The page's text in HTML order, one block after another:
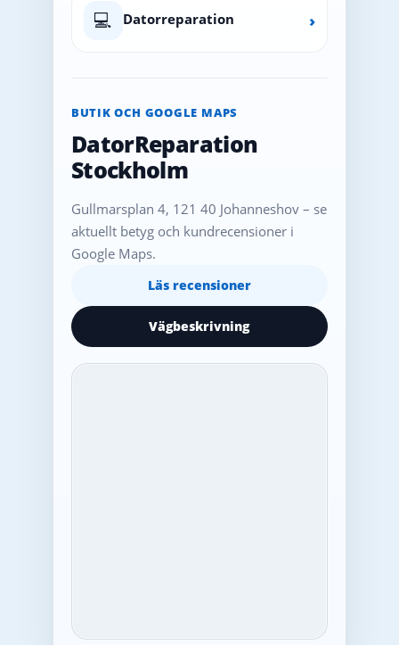
💻 Datorreparation ›
BUTIK OCH GOOGLE MAPS
DatorReparation
Stockholm
Gullmarsplan 4, 121 40 Johanneshov – se
aktuellt betyg och kundrecensioner i
Google Maps.
Läs recensioner
Vägbeskrivning